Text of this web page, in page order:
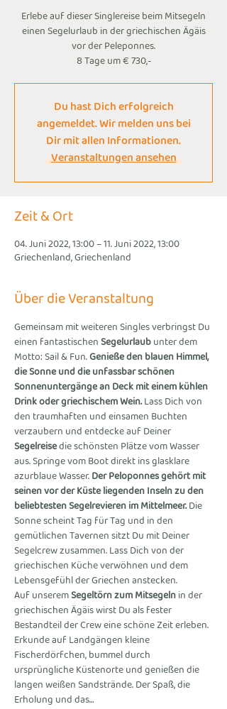
Erlebe auf dieser Singlereise beim Mitsegeln
einen Segelurlaub in der griechischen Ägäis
vor der Peleponnes.
8 Tage um € 730,-
Du hast Dich erfolgreich
angemeldet. Wir melden uns bei
Dir mit allen Informationen.
Veranstaltungen ansehen
Zeit & Ort
04. Juni 2022, 13:00 – 11. Juni 2022, 13:00
Griechenland, Griechenland
Über die Veranstaltung
Gemeinsam mit weiteren Singles verbringst Du
einen fantastischen Segelurlaub unter dem
Motto: Sail & Fun. Genieße den blauen Himmel,
die Sonne und die unfassbar schönen
Sonnenuntergänge an Deck mit einem kühlen
Drink oder griechischem Wein. Lass Dich von
den traumhaften und einsamen Buchten
verzaubern und entdecke auf Deiner
Segelreise die schönsten Plätze vom Wasser
aus. Springe vom Boot direkt ins glasklare
azurblaue Wasser. Der Peloponnes gehört mit
seinen vor der Küste liegenden Inseln zu den
beliebtesten Segelrevieren im Mittelmeer. Die
Sonne scheint Tag für Tag und in den
gemütlichen Tavernen sitzt Du mit Deiner
Segelcrew zusammen. Lass Dich von der
griechischen Küche verwöhnen und dem
Lebensgefühl der Griechen anstecken.
Auf unserem Segeltörn zum Mitsegeln in der
griechischen Ägäis wirst Du als fester
Bestandteil der Crew eine schöne Zeit erleben.
Erkunde auf Landgängen kleine
Fischerdörfchen, bummel durch
ursprüngliche Küstenorte und genießen die
langen weißen Sandstrände. Der Spaß, die
Erholung und das…